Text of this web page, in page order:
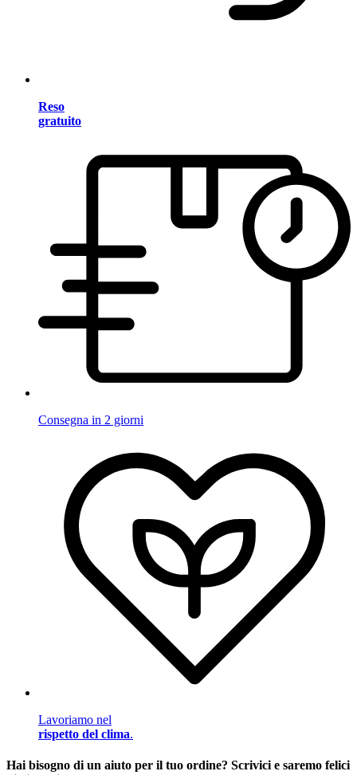
Reso
gratuito
Consegna in 2 giorni
Lavoriamo nel
rispetto del clima.
Hai bisogno di un aiuto per il tuo ordine? Scrivici e saremo felici